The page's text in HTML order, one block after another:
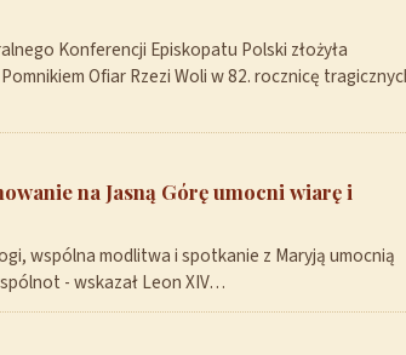
Konferencji Episkopatu Polski złożyła
Ofiar Rzezi Woli w 82. rocznicę
na Jasną Górę umocni wiarę i
wspólna modlitwa i spotkanie z Maryją umocnią
- wskazał Leon XIV…